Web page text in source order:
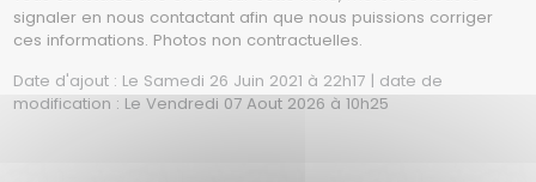
signaler en nous contactant afin que nous puissions corriger
ces informations. Photos non contractuelles.
Date d'ajout : Le Samedi 26 Juin 2021 à 22h17 | date de
modification : Le Vendredi 07 Aout 2026 à 10h25